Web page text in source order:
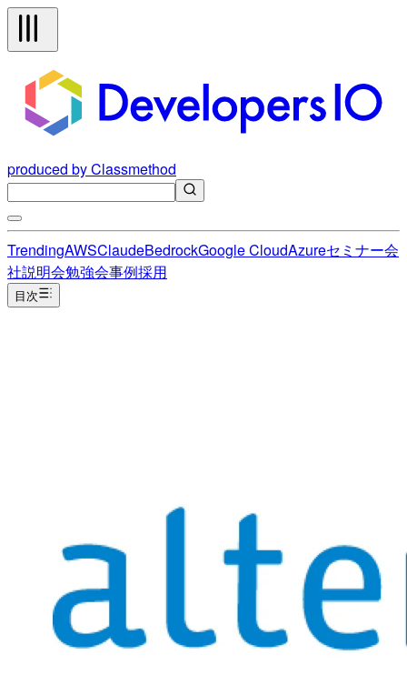
produced by Classmethod
TrendingAWSClaudeBedrockGoogle CloudAzureセミナー会
社説明会勉強会事例採用
目次